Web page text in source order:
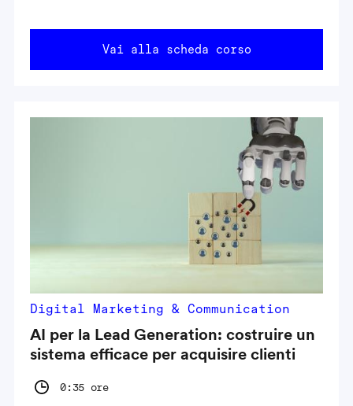
Vai alla scheda corso
Digital Marketing & Communication
AI per la Lead Generation: costruire un
sistema efficace per acquisire clienti
0:35 ore